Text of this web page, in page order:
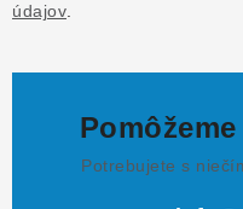
údajov
Potrebujete s